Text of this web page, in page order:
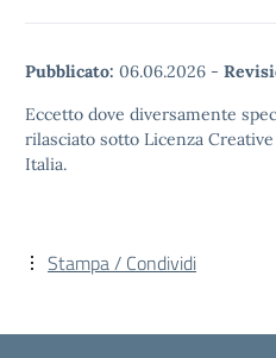
Pubblicato: 06.06.2026 -
Eccetto dove diversamente
rilasciato sotto Licenza
Italia.
Stampa / Condividi